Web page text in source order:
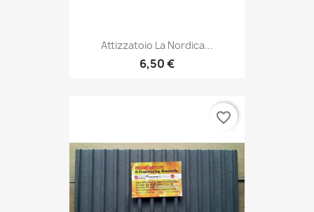
Attizzatoio La Nordica...
6,50 €
favorite_border